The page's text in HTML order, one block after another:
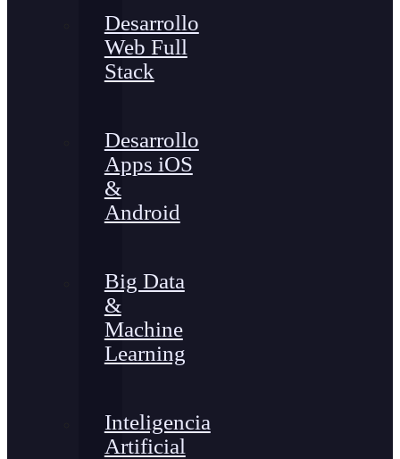
Desarrollo
Web Full
Stack
Desarrollo
Apps iOS
&
Android
Big Data
&
Machine
Learning
Inteligencia
Artificial